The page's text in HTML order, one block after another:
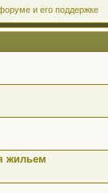
и его поддержке
жильем